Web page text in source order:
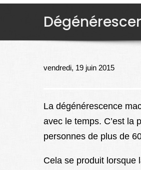
vendredi, 19 juin 2015
La dégénérescence
avec le temps. C’est la
personnes de plus de
Cela se produit lorsque